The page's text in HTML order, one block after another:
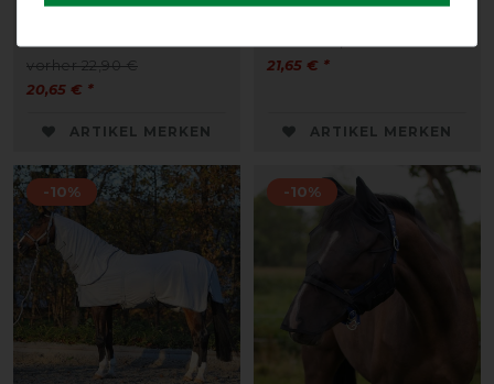
QHP Widerristschützer -
vorher 22,90 €
20,65 € *
ARTIKEL MERKEN
Busse Longierdecke FLY
21,65 € *
ARTIKEL MERKEN
-10% -10%